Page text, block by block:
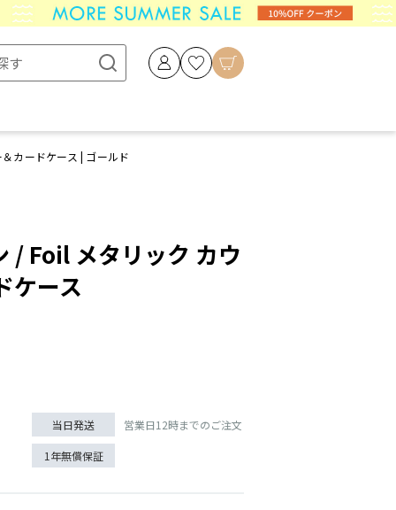
カードケース | ゴールド
/ Foil メタリック カウ
ケース
当日発送 営業日12時までのご注文
1年無償保証